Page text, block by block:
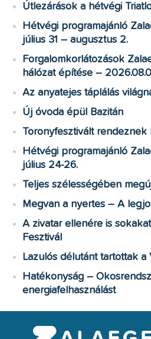
Útlezárások a hétvégi
Hétvégi programajánló
július 31 – augusztus 2.
Forgalomkorlátozások
hálózat építése –
Az anyatejes táplálás
Új óvoda épül Bazitán
Toronyfesztivált rendeznek
Hétvégi programajánló
július 24-26.
Teljes szélességében
Megvan a nyertes – A
A zivatar ellenére is
Fesztivál
Lazulós délutánt tartottak a
Hatékonyság –
energiafelhasználást